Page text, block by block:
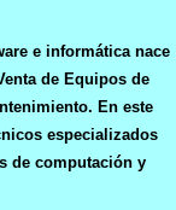
e informática nace
de Equipos de
En este
especializados
de computación y